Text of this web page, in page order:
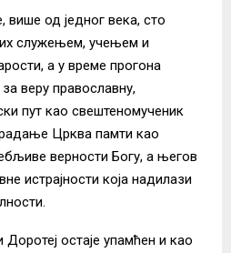
више од једног века, сто
служењем, учењем и
а у време прогона
веру православну,
пут као свештеномученик
Црква памти као
верности Богу, а његов
истрајности која надилази
остаје упамћен и као